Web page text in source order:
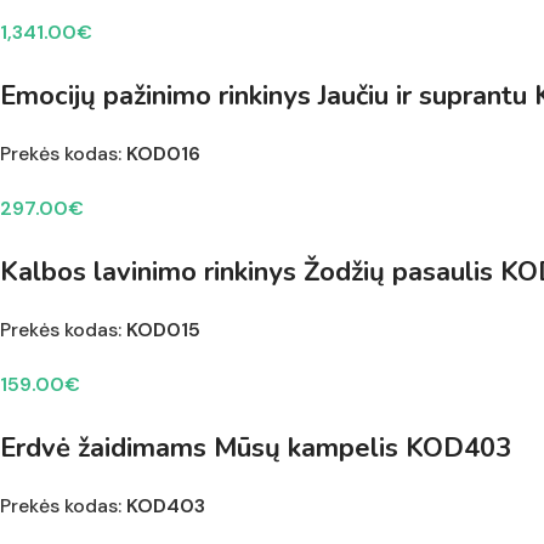
1,341.00€
Emocijų pažinimo rinkinys Jaučiu ir suprantu
Prekės kodas: KOD016
297.00€
Kalbos lavinimo rinkinys Žodžių pasaulis
Prekės kodas: KOD015
159.00€
Erdvė žaidimams Mūsų kampelis KOD403
Prekės kodas: KOD403